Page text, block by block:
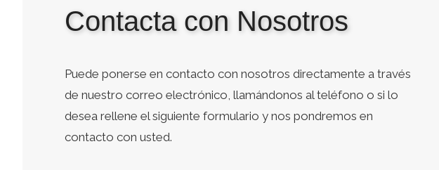
Contacta con Nosotros
Puede ponerse en contacto con nosotros directamente a través
de nuestro correo electrónico, llamándonos al teléfono o si lo
desea rellene el siguiente formulario y nos pondremos en
contacto con usted.